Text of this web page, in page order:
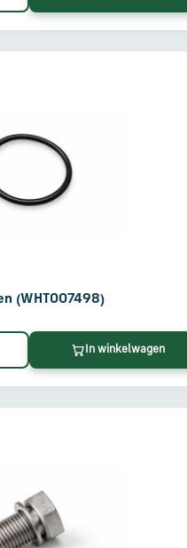
(WHT007498)
In winkelwagen